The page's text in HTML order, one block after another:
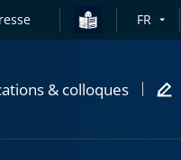
FR
& colloques